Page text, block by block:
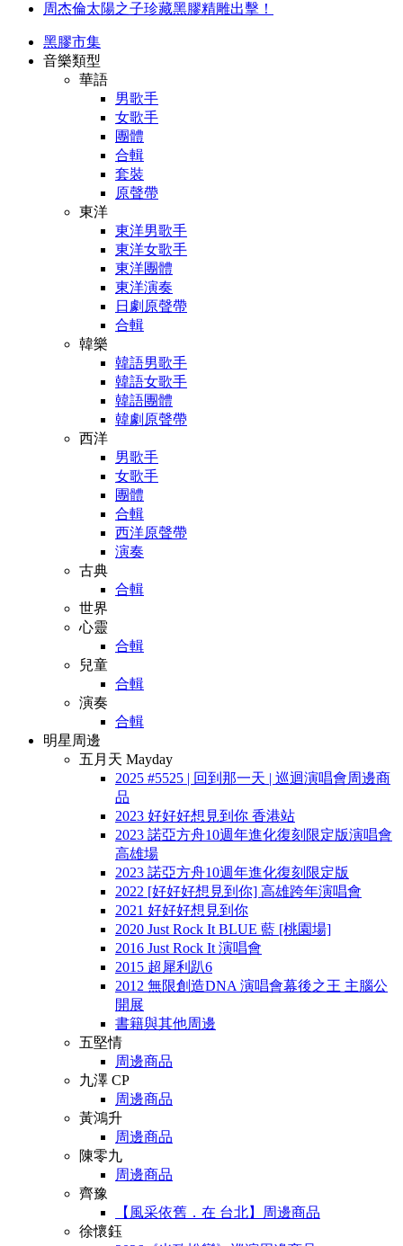
周杰倫太陽之子珍藏黑膠精雕出擊！
黑膠市集
音樂類型
華語
男歌手
女歌手
團體
合輯
套裝
原聲帶
東洋
東洋男歌手
東洋女歌手
東洋團體
東洋演奏
日劇原聲帶
合輯
韓樂
韓語男歌手
韓語女歌手
韓語團體
韓劇原聲帶
西洋
男歌手
女歌手
團體
合輯
西洋原聲帶
演奏
古典
合輯
世界
心靈
合輯
兒童
合輯
演奏
合輯
明星周邊
五月天 Mayday
2025 #5525 | 回到那一天 | 巡迴演唱會周邊商
品
2023 好好好想見到你 香港站
2023 諾亞方舟10週年進化復刻限定版演唱會
高雄場
2023 諾亞方舟10週年進化復刻限定版
2022 [好好好想見到你] 高雄跨年演唱會
2021 好好好想見到你
2020 Just Rock It BLUE 藍 [桃園場]
2016 Just Rock It 演唱會
2015 超犀利趴6
2012 無限創造DNA 演唱會幕後之王 主腦公
開展
書籍與其他周邊
五堅情
周邊商品
九澤 CP
周邊商品
黃鴻升
周邊商品
陳零九
周邊商品
齊豫
【風采依舊．在 台北】周邊商品
徐懷鈺